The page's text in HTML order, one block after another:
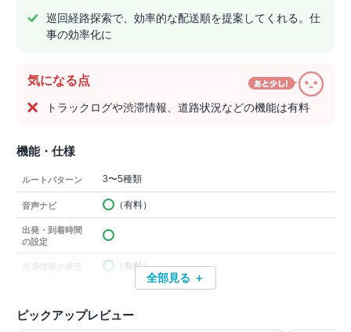
巡回経路探索で、効率的な配送順を提案してくれる。仕
事の効率化に
気になる点
トラックログや渋滞情報、道路状況などの機能は有料
機能・仕様
ルートパターン 3〜5種類
音声ナビ （有料）
出発・到着時間
の設定
交通情報の表示 （有料）
全部見る ＋
ピックアップレビュー